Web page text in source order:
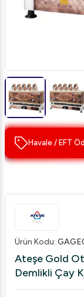
Havale / EFT
Ürün Kodu:
Ateşe Gold
Demlikli Çay